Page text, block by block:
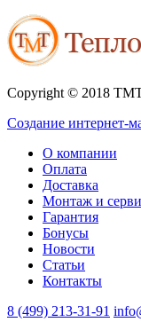
Copyright © 2018
Создание интернет-
О компании
Оплата
Доставка
Монтаж и
Гарантия
Бонусы
Новости
Статьи
Контакты
8 (499) 213-31-91